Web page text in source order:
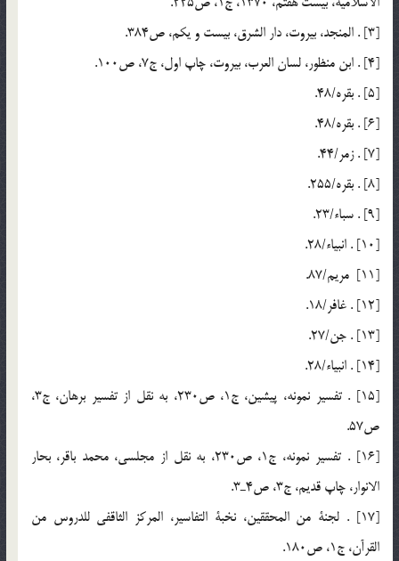
[3] . المنجد، بيروت، دار الشرق، بيست و يكم، ص384.
[4] . ابن منظور، لسان العرب، بيروت، چاپ اول، ج7، ص100.
[5] . بقره/48.
[6] . بقره/48.
[7] . زمر/44.
[8] . بقره/255.
[9] . سباء/23.
[10] . انبياء/28.
[11] مريم/87.
[12] . غافر/18.
[13] . جن/27.
[14] . انبياء/28.
[15] . تفسير نمونه، پيشين، ج1، ص230، به نقل از تفسير برهان، ج3،
ص57.
[16] . تفسير نمونه، ج1، ص230، به نقل از مجلسي، محمد باقر، بحار
الانوار، چاپ قديم، ج3، ص4ـ3.
[17] . لجنة من المحققين، نخبة التفاسير، المركز الثاقفي للدروس من
القرآن، ج1، ص180.